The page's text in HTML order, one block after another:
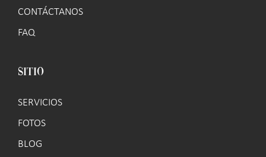
CONTÁCTANOS
FAQ
SITIO
SERVICIOS
FOTOS
BLOG